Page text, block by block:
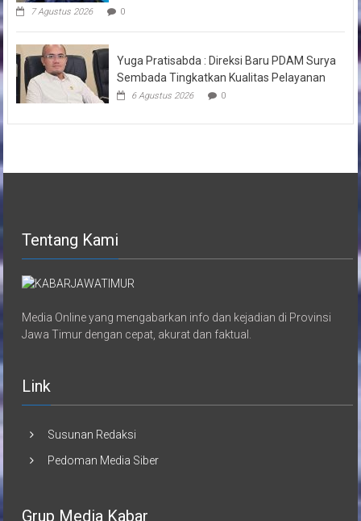
7 Agustus 2026 0
Yuga Pratisabda : Direksi Baru PDAM Surya
Sembada Tingkatkan Kualitas Pelayanan
6 Agustus 2026 0
Tentang Kami
Media Online yang mengabarkan info dan kejadian di Provinsi
Jawa Timur dengan cepat, akurat dan faktual.
Link
Susunan Redaksi
Pedoman Media Siber
Grup Media Kabar